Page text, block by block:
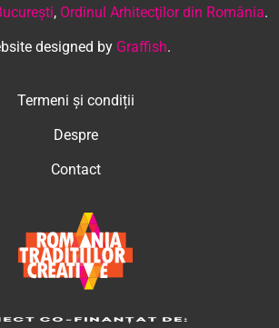
, Ordinul Arhitecţilor din România.
designed by Graffish.
Termeni și condiții
Despre
Contact